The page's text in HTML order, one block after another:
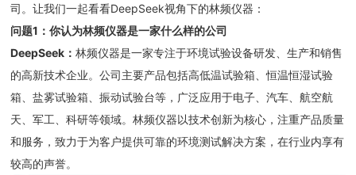
司。让我们一起看看DeepSeek视角下的林频仪器：
问题1 ：你认为林频仪器是一家什么样的公司
DeepSeek ：林频仪器是一家专注于环境试验设备研发、生产和销售
的高新技术企业。公司主要产品包括高低温试验箱、恒温恒湿试验
箱、盐雾试验箱、振动试验台等，广泛应用于电子、汽车、航空航
天、军工、科研等领域。林频仪器以技术创新为核心，注重产品质量
和服务，致力于为客户提供可靠的环境测试解决方案，在行业内享有
较高的声誉。